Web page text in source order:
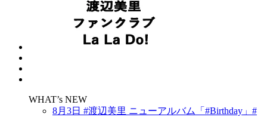
WHAT’s NEW
8月3日 #渡辺美里 ニューアルバム「#Birthday」#